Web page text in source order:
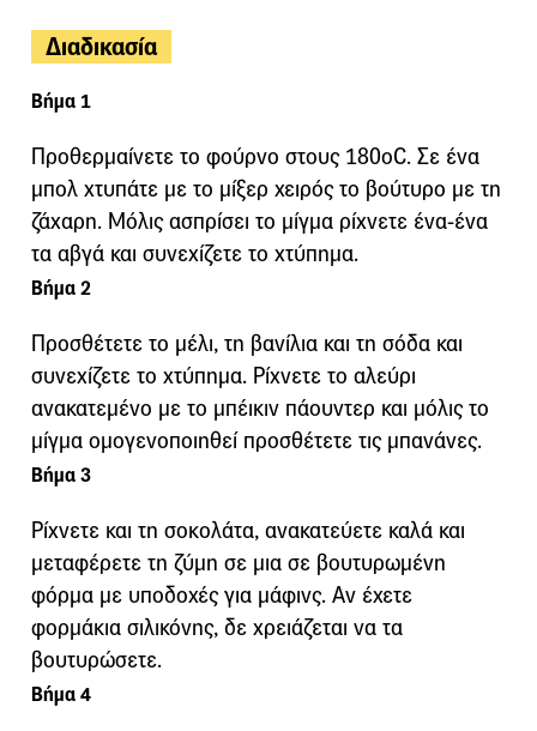
Διαδικασία
Βήμα 1
Προθερμαίνετε το φούρνο στους 180οC. Σε ένα
μπολ χτυπάτε με το μίξερ χειρός το βούτυρο με τη
ζάχαρη. Μόλις ασπρίσει το μίγμα ρίχνετε ένα-ένα
τα αβγά και συνεχίζετε το χτύπημα.
Βήμα 2
Προσθέτετε το μέλι, τη βανίλια και τη σόδα και
συνεχίζετε το χτύπημα. Ρίχνετε το αλεύρι
ανακατεμένο με το μπέικιν πάουντερ και μόλις το
μίγμα ομογενοποιηθεί προσθέτετε τις μπανάνες.
Βήμα 3
Ρίχνετε και τη σοκολάτα, ανακατεύετε καλά και
μεταφέρετε τη ζύμη σε μια σε βουτυρωμένη
φόρμα με υποδοχές για μάφινς. Αν έχετε
φορμάκια σιλικόνης, δε χρειάζεται να τα
βουτυρώσετε.
Βήμα 4